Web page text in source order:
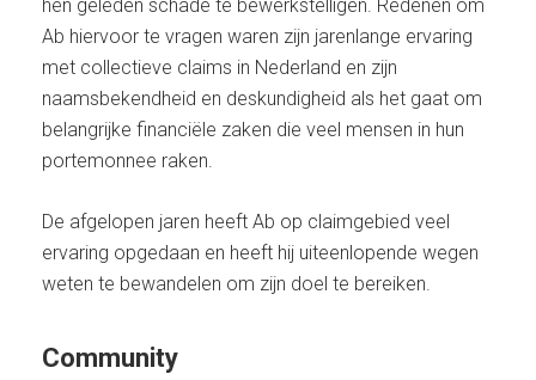
hen geleden schade te bewerkstelligen. Redenen om
Ab hiervoor te vragen waren zijn jarenlange ervaring
met collectieve claims in Nederland en zijn
naamsbekendheid en deskundigheid als het gaat om
belangrijke financiële zaken die veel mensen in hun
portemonnee raken.
De afgelopen jaren heeft Ab op claimgebied veel
ervaring opgedaan en heeft hij uiteenlopende wegen
weten te bewandelen om zijn doel te bereiken.
Community